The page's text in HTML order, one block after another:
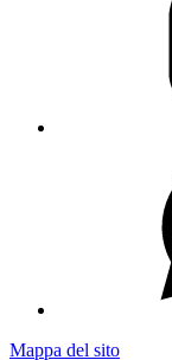
Mappa del sito